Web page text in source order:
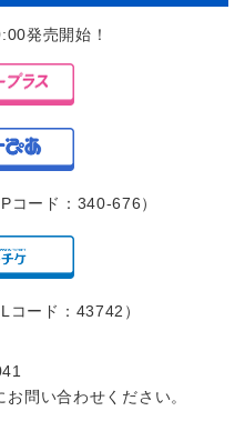
発売開始！
コード：340-676）
ード：43742）
問い合わせください。